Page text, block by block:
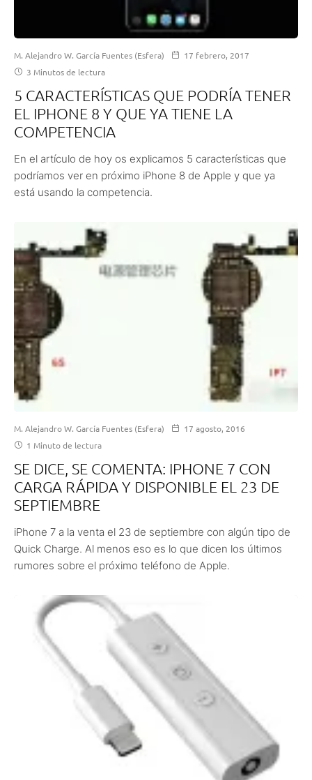
M. Alejandro W. García Fuentes (Esfera)
17 febrero, 2017
3 Minutos de lectura
5 CARACTERÍSTICAS QUE PODRÍA TENER
EL IPHONE 8 Y QUE YA TIENE LA
COMPETENCIA
En el artículo de hoy os explicamos 5 características que
podríamos ver en próximo iPhone 8 de Apple y que ya
está usando la competencia.
M. Alejandro W. García Fuentes (Esfera)
17 agosto, 2016
1 Minuto de lectura
SE DICE, SE COMENTA: IPHONE 7 CON
CARGA RÁPIDA Y DISPONIBLE EL 23 DE
SEPTIEMBRE
iPhone 7 a la venta el 23 de septiembre con algún tipo de
Quick Charge. Al menos eso es lo que dicen los últimos
rumores sobre el próximo teléfono de Apple.